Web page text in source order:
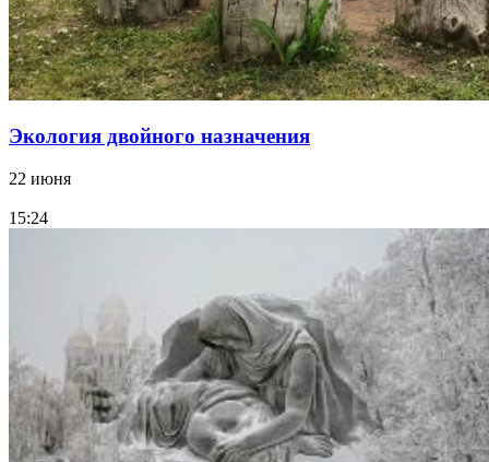
Экология двойного назначения
22 июня
15:24